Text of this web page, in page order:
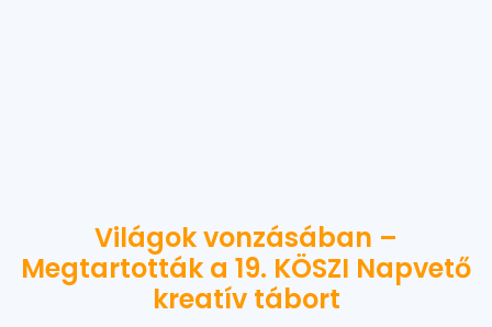
Világok vonzásában –
Megtartották a 19. KÖSZI Napvető
kreatív tábort